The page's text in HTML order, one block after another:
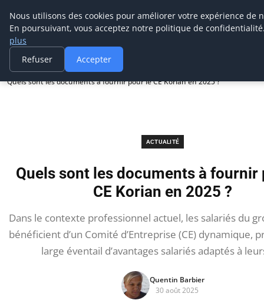
Prospection Pro
Accueil
Actualité
Quels sont les documents à fournir pour le CE Korian en 2025 ?
ACTUALITÉ
Quels sont les documents à fournir
CE Korian en 2025 ?
Dans le contexte professionnel actuel, les salariés du
bénéficient d’un Comité d’Entreprise (CE) dynamique,
large éventail d’avantages salariés adaptés à
Quentin Barbier
30 août 2025
Nous utilisons des cookies pour améliorer votre expérience de
En poursuivant, vous acceptez notre politique de
plus
Refuser
Accepter